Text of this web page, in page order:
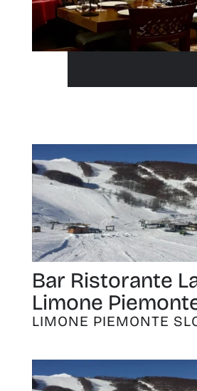
Bar Ristorante
Limone
LIMONE PIEMONTE